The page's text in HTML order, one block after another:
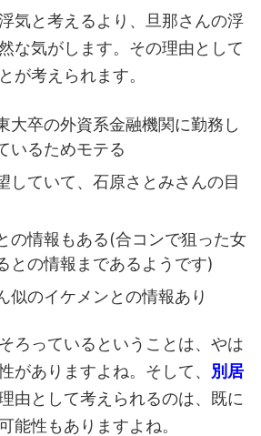
気と考えるより、旦那さんの浮
な気がします。その理由として
が考えられます。
大卒の外資系金融機関に勤務し
いるためモテる
していて、石原さとみさんの目
の情報もある(合コンで狙った女
との情報まであるようです)
似のイケメンとの情報あり
ろっているということは、やは
がありますよね。そして、 別居
由として考えられるのは、既に
能性もありますよね。